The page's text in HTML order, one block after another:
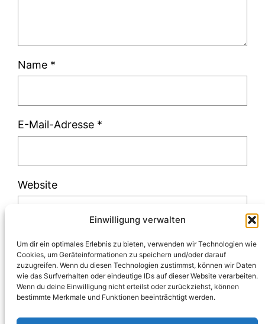
Einwilligung verwalten
Um dir ein optimales Erlebnis zu bieten, verwenden wir Technologien wie
Cookies, um Geräteinformationen zu speichern und/oder darauf
zuzugreifen. Wenn du diesen Technologien zustimmst, können wir Daten
wie das Surfverhalten oder eindeutige IDs auf dieser Website verarbeiten.
Wenn du deine Einwilligung nicht erteilst oder zurückziehst, können
bestimmte Merkmale und Funktionen beeinträchtigt werden.
Name *
E-Mail-Adresse *
Website
Diese Website verwendet Akismet, um Spam
zu reduzieren.Erfahre, wie deine
Kommentardaten verarbeitet werden.